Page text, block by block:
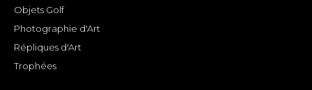
Objets Golf
Photographie d'Art
Répliques d'Art
Trophées